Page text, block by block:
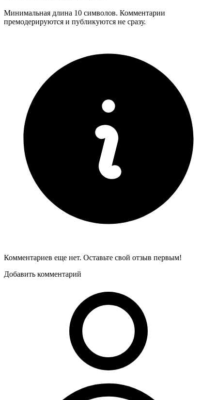
Минимальная длина 10 символов. Комментарии
премодерируются и публикуются не сразу.
Комментариев еще нет. Оставьте свой отзыв первым!
Добавить комментарий